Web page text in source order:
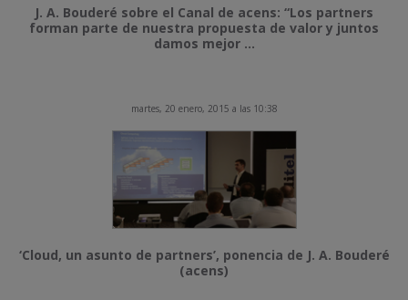
J. A. Bouderé sobre el Canal de acens: “Los partners
forman parte de nuestra propuesta de valor y juntos
damos mejor ...
martes, 20 enero, 2015 a las 10:38
‘Cloud, un asunto de partners’, ponencia de J. A. Bouderé
(acens)